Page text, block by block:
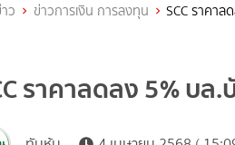
ว ข่าวการเงิน การลงทุน SCC ราคา
ราคาลดลง 5% บ